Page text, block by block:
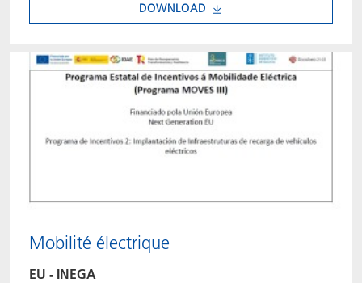
DOWNLOAD
Mobilité électrique
EU - INEGA